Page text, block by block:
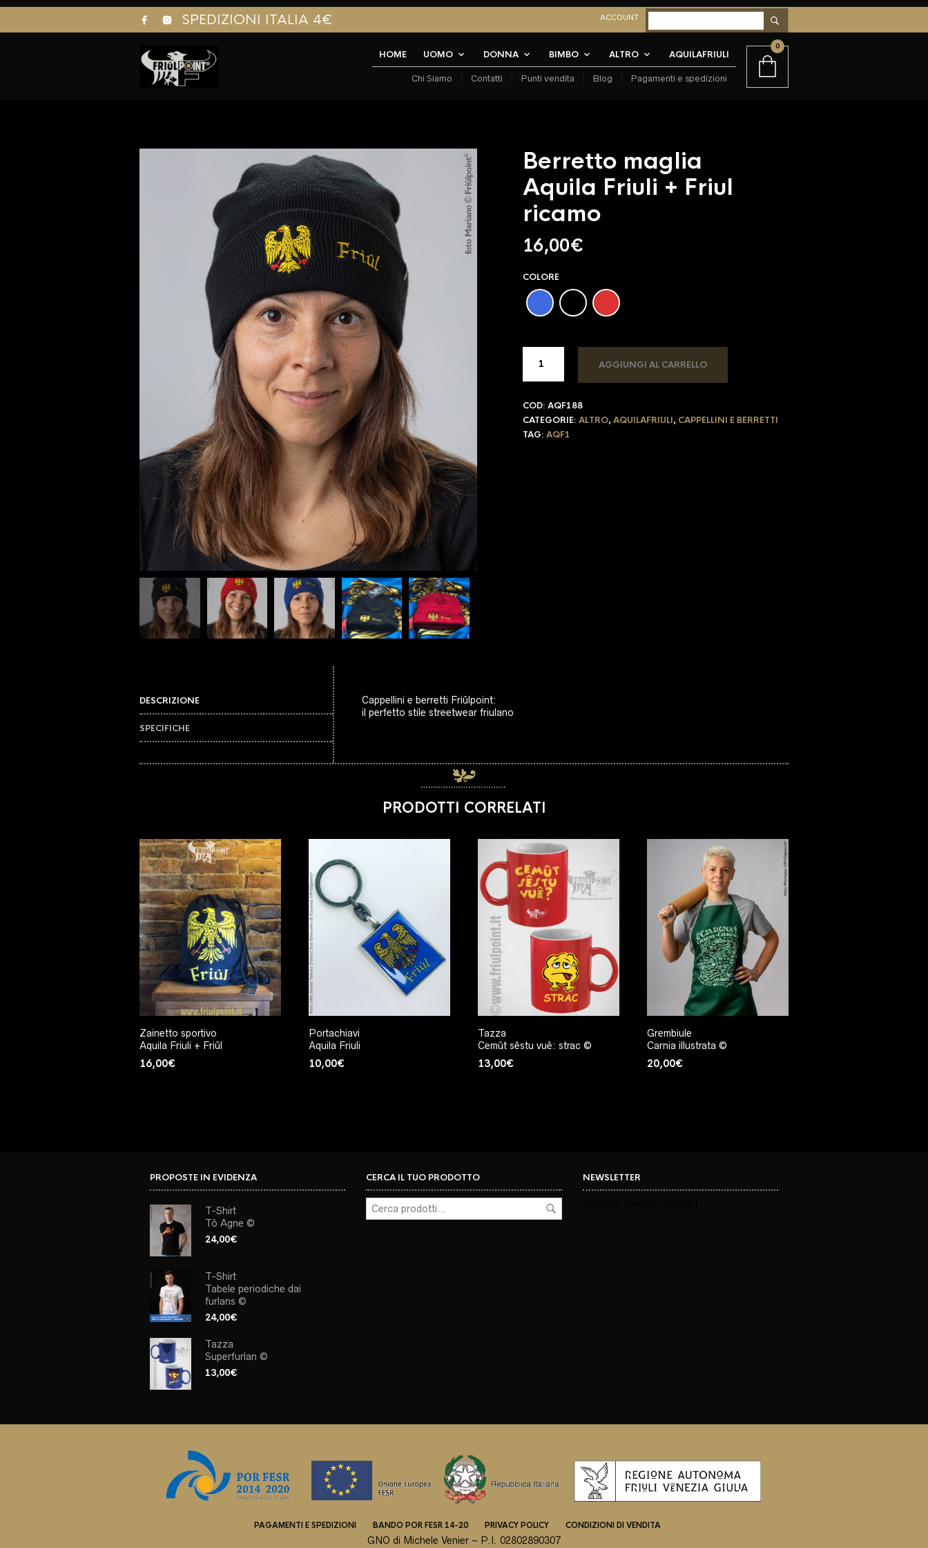
SPEDIZIONI ITALIA 4€ ACCOUNT
HOME UOMO DONNA BIMBO ALTRO AQUILAFRIULI
Chi Siamo Contatti Punti vendita Blog Pagamenti e spedizioni
0
Berretto maglia
Aquila Friuli + Friul
ricamo
16,00€
COLORE
AGGIUNGI AL CARRELLO
COD: AQF188
CATEGORIE: ALTRO,AQUILAFRIULI, CAPPELLINI E BERRETTI
TAG: AQF1
DESCRIZIONE
SPECIFICHE
Cappellini e berretti Friûlpoint:
il perfetto stile streetwear friulano
PRODOTTI CORRELATI
Zainetto sportivo
Aquila Friuli + Friûl
16,00€
Portachiavi
Aquila Friuli
10,00€
Tazza
Cemût sêstu vuê: strac ©
13,00€
Grembiule
Carnia illustrata ©
20,00€
PROPOSTE IN EVIDENZA
T-Shirt
Tô Agne ©
24,00€
T-Shirt
Tabele periodiche dai
furlans ©
24,00€
Tazza
Superfurlan ©
13,00€
CERCA IL TUO PRODOTTO NEWSLETTER
PAGAMENTI E SPEDIZIONI BANDO POR FESR 14-20 PRIVACY POLICY CONDIZIONI DI VENDITA
GNO di Michele Venier – P.I. 02802890307